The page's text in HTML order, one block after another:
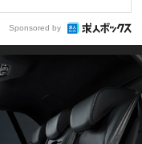
Sponsored by